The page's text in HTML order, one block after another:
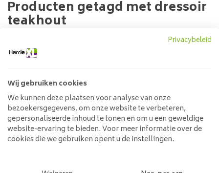
Producten getagd met dressoir
teakhout
Geen producten gevonden!...
Klantenservice
Mijn account
Categorieën
Privacybeleid
Wij gebruiken cookies
We kunnen deze plaatsen voor analyse van onze
bezoekersgegevens, om onze website te verbeteren,
gepersonaliseerde inhoud te tonen en om u een geweldige
website-ervaring te bieden. Voor meer informatie over de
cookies die we gebruiken opent u de instellingen.